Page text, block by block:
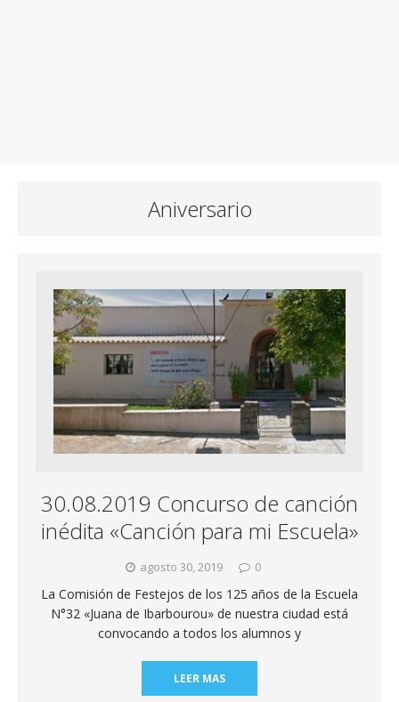
Aniversario
30.08.2019 Concurso de canción
inédita «Canción para mi Escuela»
agosto 30, 2019 0
La Comisión de Festejos de los 125 años de la Escuela
N°32 «Juana de Ibarbourou» de nuestra ciudad está
convocando a todos los alumnos y
LEER MAS